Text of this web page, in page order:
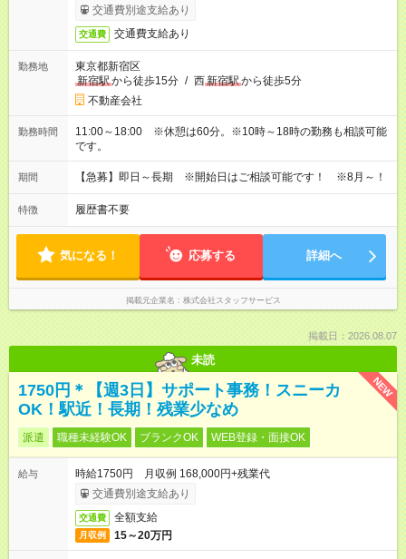
交通費別途支給あり
交通費 交通費支給あり
勤務地
東京都新宿区
新宿駅から徒歩15分 / 西新宿駅から徒歩5分
不動産会社
勤務時間
11:00～18:00 ※休憩は60分。※10時～18時の勤務も相談可能
です。
期間 【急募】即日～長期 ※開始日はご相談可能です！ ※8月～！
特徴 履歴書不要
気になる！ 応募する 詳細へ
掲載元企業名 株式会社スタッフサービス
掲載日：2026.08.07
未読
NEW
1750円＊【週3日】サポート事務！スニーカ
OK！駅近！長期！残業少なめ
派遣 職種未経験OK ブランクOK WEB登録・面接OK
給与
時給1750円 月収例 168,000円+残業代
交通費別途支給あり
交通費 全額支給
月収例 15～20万円